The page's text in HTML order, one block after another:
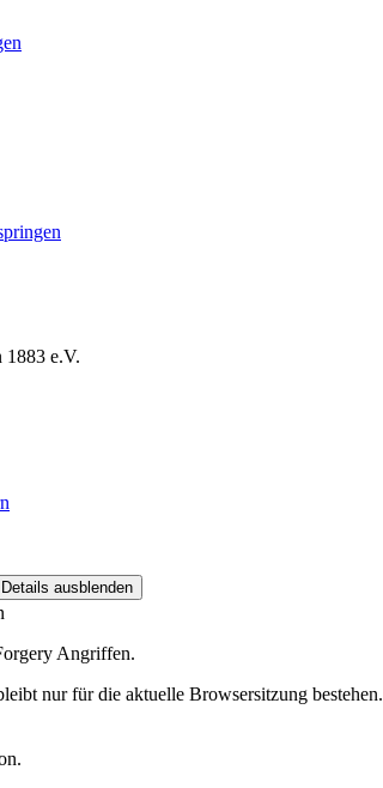
e.V.
Details ausblenden
Angriffen.
nur für die aktuelle Browsersitzung bestehen.